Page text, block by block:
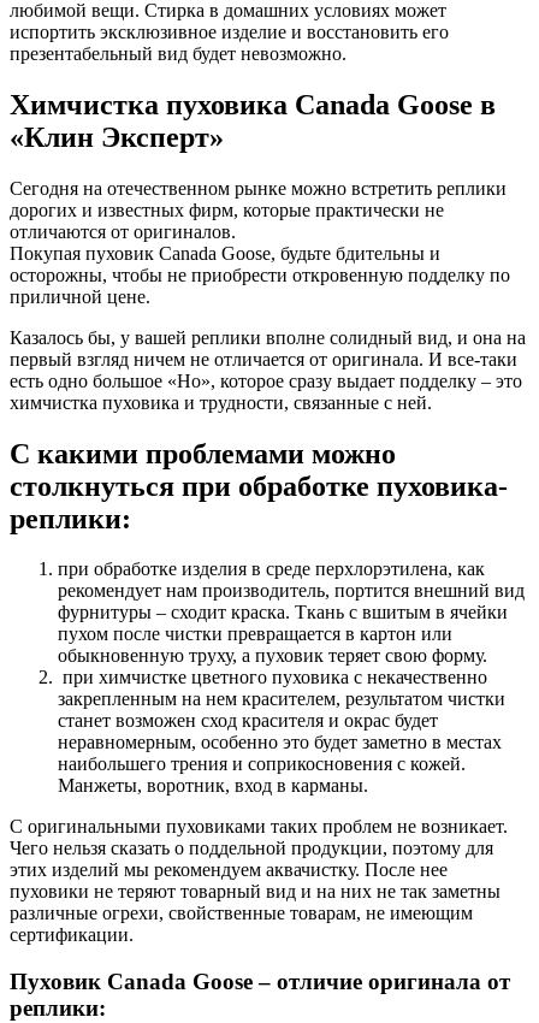
любимой вещи. Стирка в домашних условиях может
испортить эксклюзивное изделие и восстановить его
презентабельный вид будет невозможно.
Химчистка пуховика Canada Goose в
«Клин Эксперт»
Сегодня на отечественном рынке можно встретить реплики
дорогих и известных фирм, которые практически не
отличаются от оригиналов.
Покупая пуховик Canada Goose, будьте бдительны и
осторожны, чтобы не приобрести откровенную подделку по
приличной цене.
Казалось бы, у вашей реплики вполне солидный вид, и она на
первый взгляд ничем не отличается от оригинала. И все-таки
есть одно большое «Но», которое сразу выдает подделку – это
химчистка пуховика и трудности, связанные с ней.
С какими проблемами можно
столкнуться при обработке пуховика-
реплики:
при обработке изделия в среде перхлорэтилена, как
рекомендует нам производитель, портится внешний вид
фурнитуры – сходит краска. Ткань с вшитым в ячейки
пухом после чистки превращается в картон или
обыкновенную труху, а пуховик теряет свою форму.
при химчистке цветного пуховика с некачественно
закрепленным на нем красителем, результатом чистки
станет возможен сход красителя и окрас будет
неравномерным, особенно это будет заметно в местах
наибольшего трения и соприкосновения с кожей.
Манжеты, воротник, вход в карманы.
С оригинальными пуховиками таких проблем не возникает.
Чего нельзя сказать о поддельной продукции, поэтому для
этих изделий мы рекомендуем аквачистку. После нее
пуховики не теряют товарный вид и на них не так заметны
различные огрехи, свойственные товарам, не имеющим
сертификации.
Пуховик Canada Goose – отличие оригинала от
реплики: